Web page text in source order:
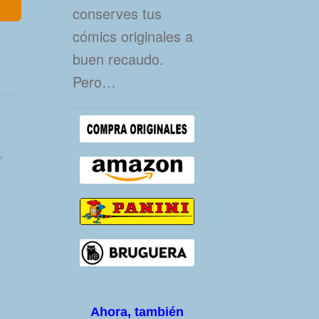
,
conserves tus
cómics originales a
buen recaudo.
Pero…
Ahora, también